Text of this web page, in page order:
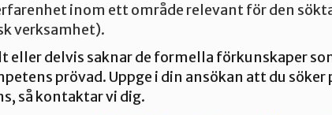
inom ett område relevant för den
verksamhet).
eller delvis saknar de formella förkunskaper
prövad. Uppge i din ansökan att du söker
så kontaktar vi dig.